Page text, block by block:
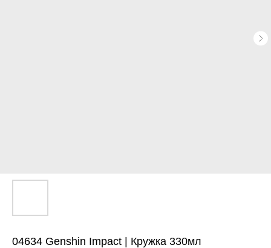
04634 Genshin Impact | Кружка 330мл